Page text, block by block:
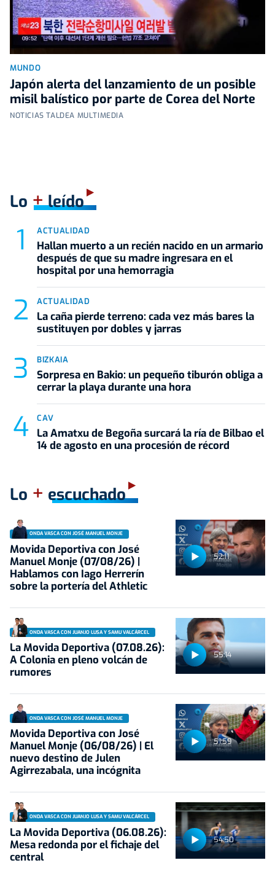
MUNDO
Japón alerta del lanzamiento de un posible
misil balístico por parte de Corea del Norte
NOTICIAS TALDEA MULTIMEDIA
Lo +leído
ACTUALIDAD
Hallan muerto a un recién nacido en un armario
después de que su madre ingresara en el
hospital por una hemorragia
ACTUALIDAD
La caña pierde terreno: cada vez más bares la
sustituyen por dobles y jarras
BIZKAIA
Sorpresa en Bakio: un pequeño tiburón obliga a
cerrar la playa durante una hora
CAV
La Amatxu de Begoña surcará la ría de Bilbao el
14 de agosto en una procesión de récord
Lo + escuchado
52:11
ONDA VASCA CON JOSÉ MANUEL MONJE
Movida Deportiva con José
Manuel Monje (07/08/26) |
Hablamos con Iago Herrerín
sobre la portería del Athletic
55:14
ONDA VASCA CON JUANJO LUSA Y SAMU VALCÁRCEL
La Movida Deportiva (07.08.26):
A Colonia en pleno volcán de
rumores
51:59
ONDA VASCA CON JOSÉ MANUEL MONJE
Movida Deportiva con José
Manuel Monje (06/08/26) | El
nuevo destino de Julen
Agirrezabala, una incógnita
54:50
ONDA VASCA CON JUANJO LUSA Y SAMU VALCÁRCEL
La Movida Deportiva (06.08.26):
Mesa redonda por el fichaje del
central